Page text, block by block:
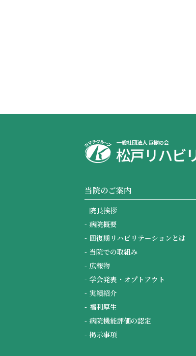
当院のご案内
院長挨拶
病院概要
回復期リハビリテーションとは
当院での取組み
広報物
学会発表・オプトアウト
実績紹介
福利厚生
病院機能評価の認定
掲示事項